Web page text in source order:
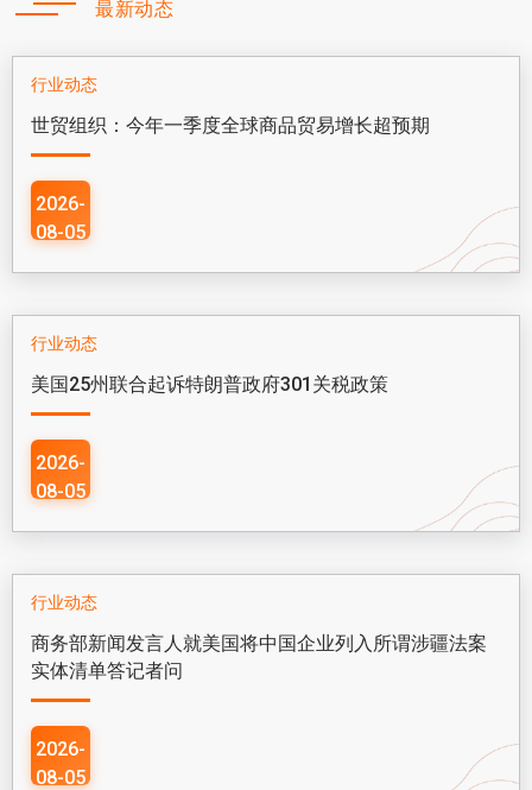
最新动态
行业动态
世贸组织：今年一季度全球商品贸易增长超预期
2026-
08-05
行业动态
美国25州联合起诉特朗普政府301关税政策
2026-
08-05
行业动态
商务部新闻发言人就美国将中国企业列入所谓涉疆法案
实体清单答记者问
2026-
08-05